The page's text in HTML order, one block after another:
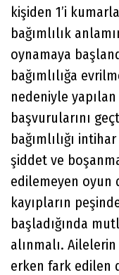
kişiden 1’i
bağımlılık
oynamaya
bağımlılığa
nedeniyle
başvurularını
bağımlılığı
şiddet ve
edilemeyen oyun
kayıpların
başladığında
alınmalı.
erken fark edilen